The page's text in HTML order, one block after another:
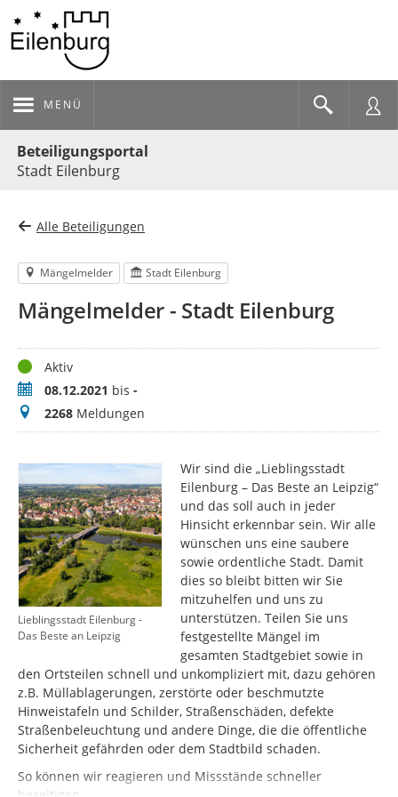
MENÜ
Beteiligungsportal
Stadt Eilenburg
Alle Beteiligungen
Mängelmelder Stadt Eilenburg
Mängelmelder - Stadt Eilenburg
StatusAktiv
Zeitraum08.12.2021 bis -
Meldungen
2268 Meldungen
Lieblingsstadt Eilenburg -
Das Beste an Leipzig
Wir sind die „Lieblingsstadt
Eilenburg – Das Beste an Leipzig“
und das soll auch in jeder
Hinsicht erkennbar sein. Wir alle
wünschen uns eine saubere
sowie ordentliche Stadt. Damit
dies so bleibt bitten wir Sie
mitzuhelfen und uns zu
unterstützen. Teilen Sie uns
festgestellte Mängel im
gesamten Stadtgebiet sowie in
den Ortsteilen schnell und unkompliziert mit, dazu gehören
z.B. Müllablagerungen, zerstörte oder beschmutzte
Hinweistafeln und Schilder, Straßenschäden, defekte
Straßenbeleuchtung und andere Dinge, die die öffentliche
Sicherheit gefährden oder dem Stadtbild schaden.
So können wir reagieren und Missstände schneller